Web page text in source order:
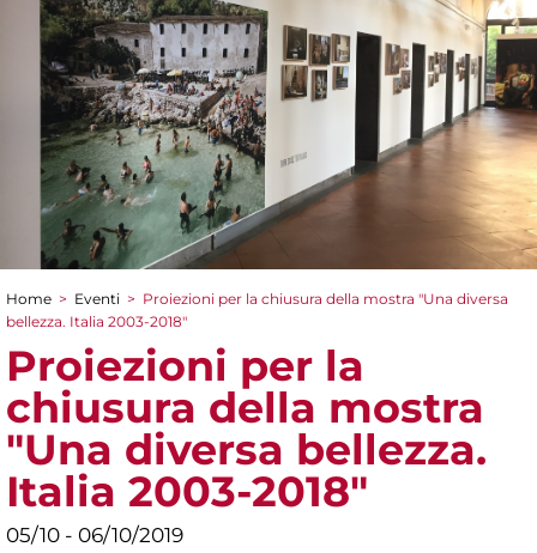
Tu sei qui
Home > Eventi > Proiezioni per la chiusura della mostra "Una diversa
bellezza. Italia 2003-2018"
Proiezioni per la
chiusura della mostra
"Una diversa bellezza.
Italia 2003-2018"
05/10 - 06/10/2019